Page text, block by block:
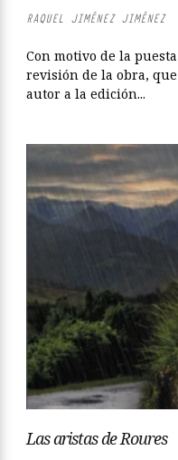
RAQUEL JIMÉNEZ JIMÉNEZ
Con motivo de la
revisión de la obra,
autor a la edición...
Las aristas de Roures